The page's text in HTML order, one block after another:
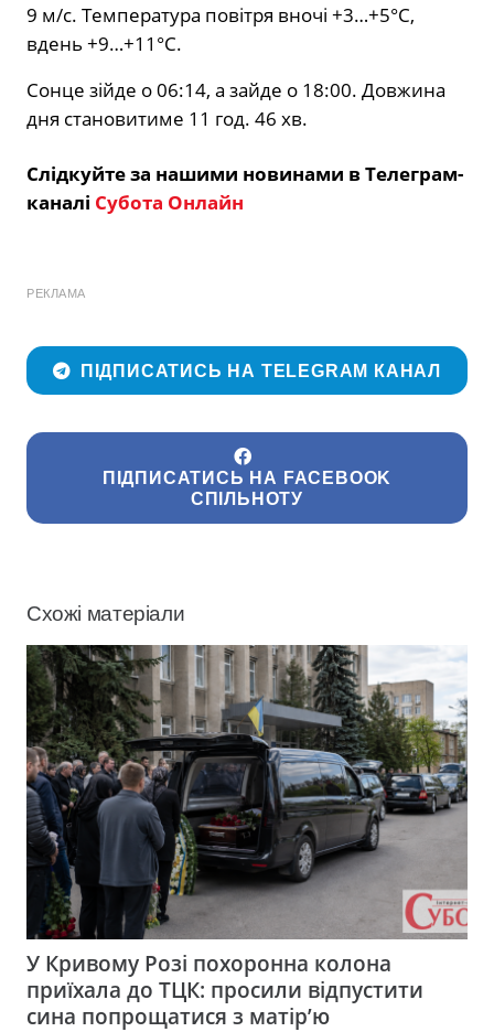
9 м/с. Температура повітря вночі +3…+5°С,
вдень +9…+11°С.
Сонце зійде о 06:14, а зайде о 18:00. Довжина
дня становитиме 11 год. 46 хв.
Слідкуйте за нашими новинами в Телеграм-
каналі Субота Онлайн
РЕКЛАМА
ПІДПИСАТИСЬ НА TELEGRAM КАНАЛ
ПІДПИСАТИСЬ НА FACEBOOK
СПІЛЬНОТУ
Схожі матеріали
У Кривому Розі похоронна колона
приїхала до ТЦК: просили відпустити
сина попрощатися з матір’ю